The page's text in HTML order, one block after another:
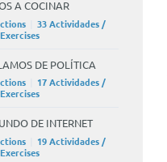
A COCINAR
33 Actividades /
Exercises
DE POLÍTICA
17 Actividades /
Exercises
DE INTERNET
19 Actividades /
Exercises